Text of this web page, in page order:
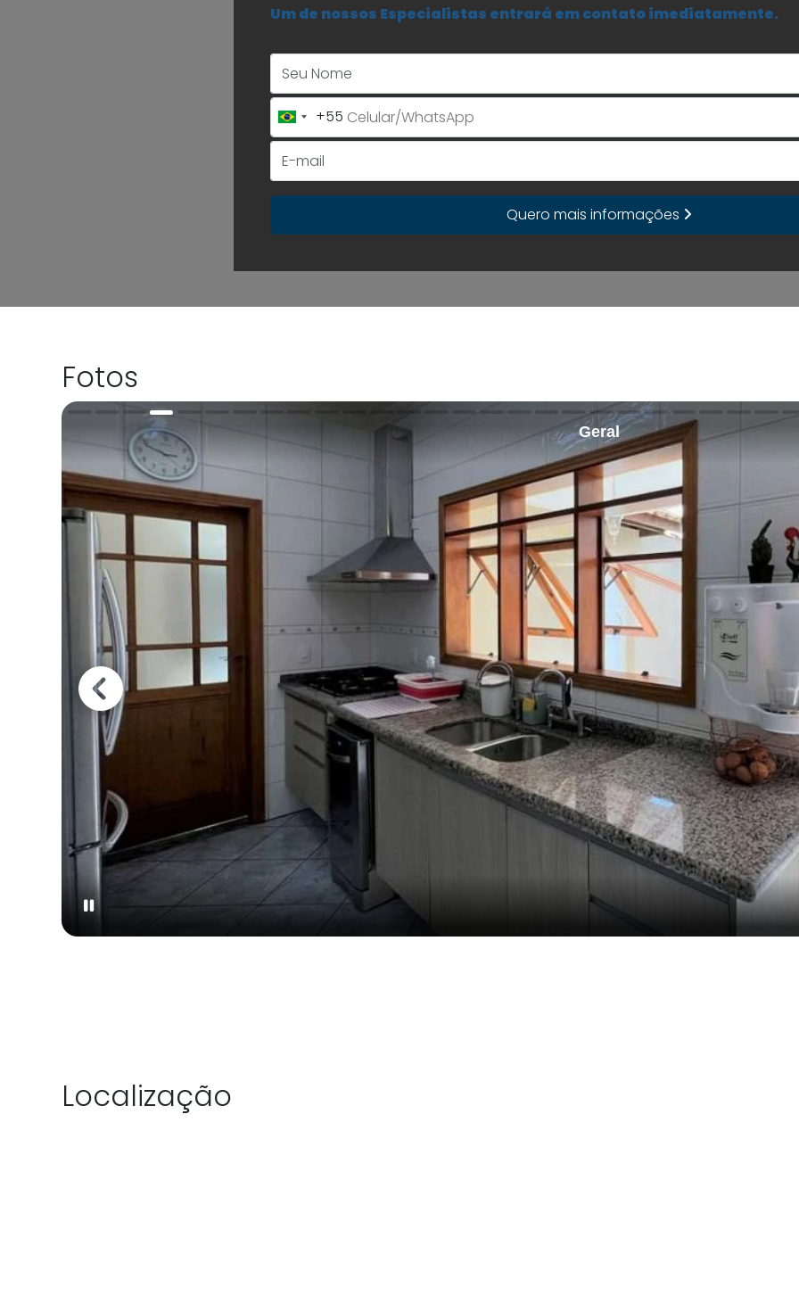
Um de nossos Especialistas entrará em contato imediatamente.
Brazil
+55
+55
Quero mais informações
Fotos
Geral
Localização